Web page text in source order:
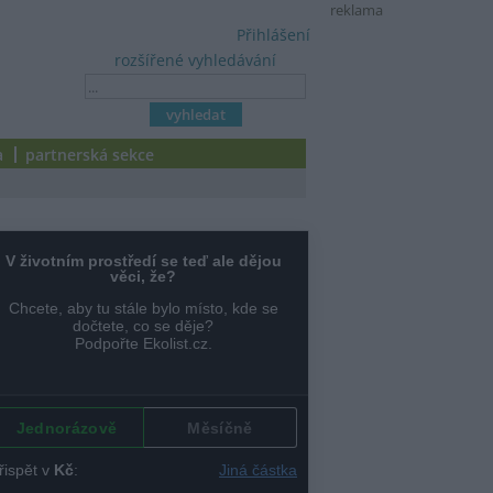
reklama
rozšířené vyhledávání
Přihlášení
partnerská sekce